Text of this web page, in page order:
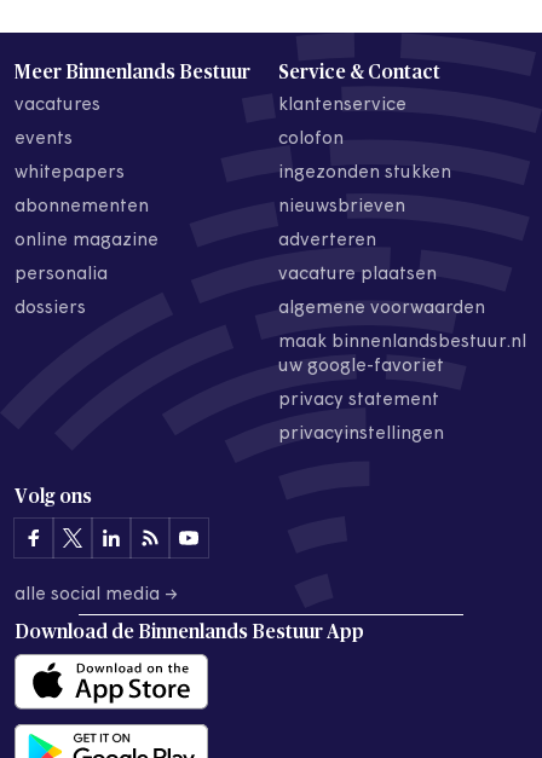
Meer Binnenlands Bestuur
vacatures
events
whitepapers
abonnementen
online magazine
personalia
dossiers
Service & Contact
klantenservice
colofon
ingezonden stukken
nieuwsbrieven
adverteren
vacature plaatsen
algemene voorwaarden
maak binnenlandsbestuur.nl
uw google-favoriet
privacy statement
privacyinstellingen
Volg ons
alle social media →
Download de Binnenlands Bestuur App